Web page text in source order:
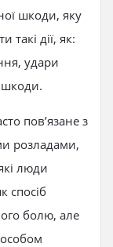
шкоди, яку
дії, як:
удари
шкоди.
пов’язане з
розладами,
люди
спосіб
болю, але